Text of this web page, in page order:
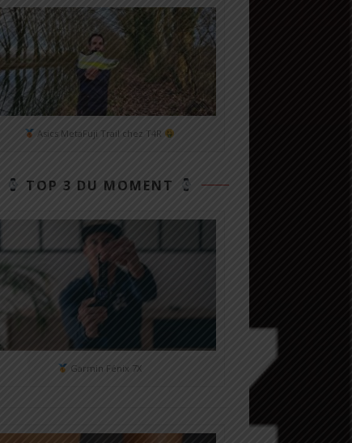
Asics MetaFuji Trail chez T4R
TOP 3 DU MOMENT
Garmin Fénix 7X